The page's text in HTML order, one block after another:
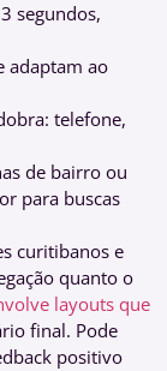
segundos,
adaptam ao
telefone,
de bairro ou
para buscas
curitibanos e
quanto o
layouts que
final. Pode
positivo